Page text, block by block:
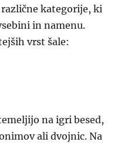
različne kategorije, ki
in namenu.
vrst šale:
na igri besed,
ali dvojnic. Na